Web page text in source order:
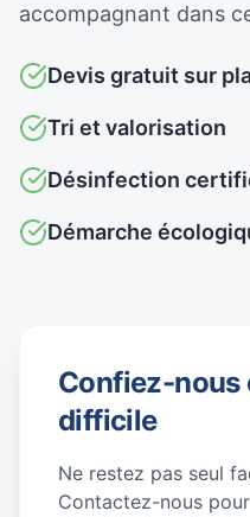
accompagnant dans
Devis gratuit sur
Tri et valorisation
Désinfection
Démarche
Confiez-nous
difficile
Ne restez pas seul
Contactez-nous